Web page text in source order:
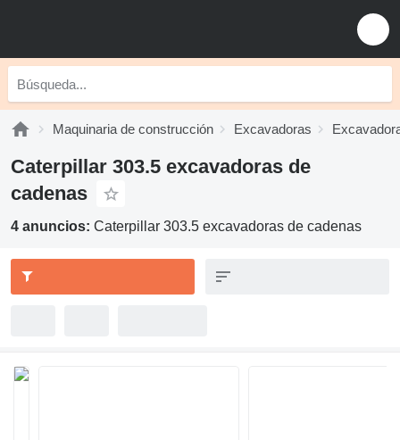
Maquinaria de construcción Excavadoras
Caterpillar 303.5 excavadoras de
cadenas
4 anuncios: Caterpillar 303.5 excavadoras de cadenas